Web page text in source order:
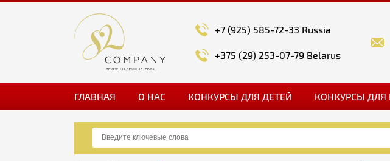
+7 (925) 585-72-33 Russia
+375 (29) 253-07-79 Belarus
ГЛАВНАЯ О НАС КОНКУРСЫ ДЛЯ ДЕТЕЙ КОНКУРСЫ ДЛЯ